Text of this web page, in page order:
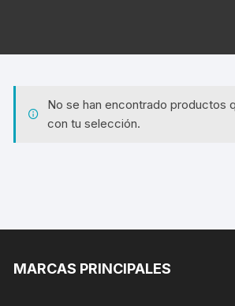
No se han encontrado productos
con tu selección.
MARCAS PRINCIPALES